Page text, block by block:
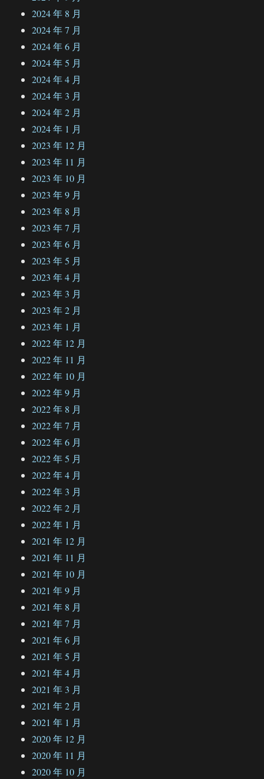
2024 年 8 月
2024 年 7 月
2024 年 6 月
2024 年 5 月
2024 年 4 月
2024 年 3 月
2024 年 2 月
2024 年 1 月
2023 年 12 月
2023 年 11 月
2023 年 10 月
2023 年 9 月
2023 年 8 月
2023 年 7 月
2023 年 6 月
2023 年 5 月
2023 年 4 月
2023 年 3 月
2023 年 2 月
2023 年 1 月
2022 年 12 月
2022 年 11 月
2022 年 10 月
2022 年 9 月
2022 年 8 月
2022 年 7 月
2022 年 6 月
2022 年 5 月
2022 年 4 月
2022 年 3 月
2022 年 2 月
2022 年 1 月
2021 年 12 月
2021 年 11 月
2021 年 10 月
2021 年 9 月
2021 年 8 月
2021 年 7 月
2021 年 6 月
2021 年 5 月
2021 年 4 月
2021 年 3 月
2021 年 2 月
2021 年 1 月
2020 年 12 月
2020 年 11 月
2020 年 10 月